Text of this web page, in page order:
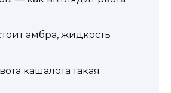
амбра, жидкость
кашалота такая